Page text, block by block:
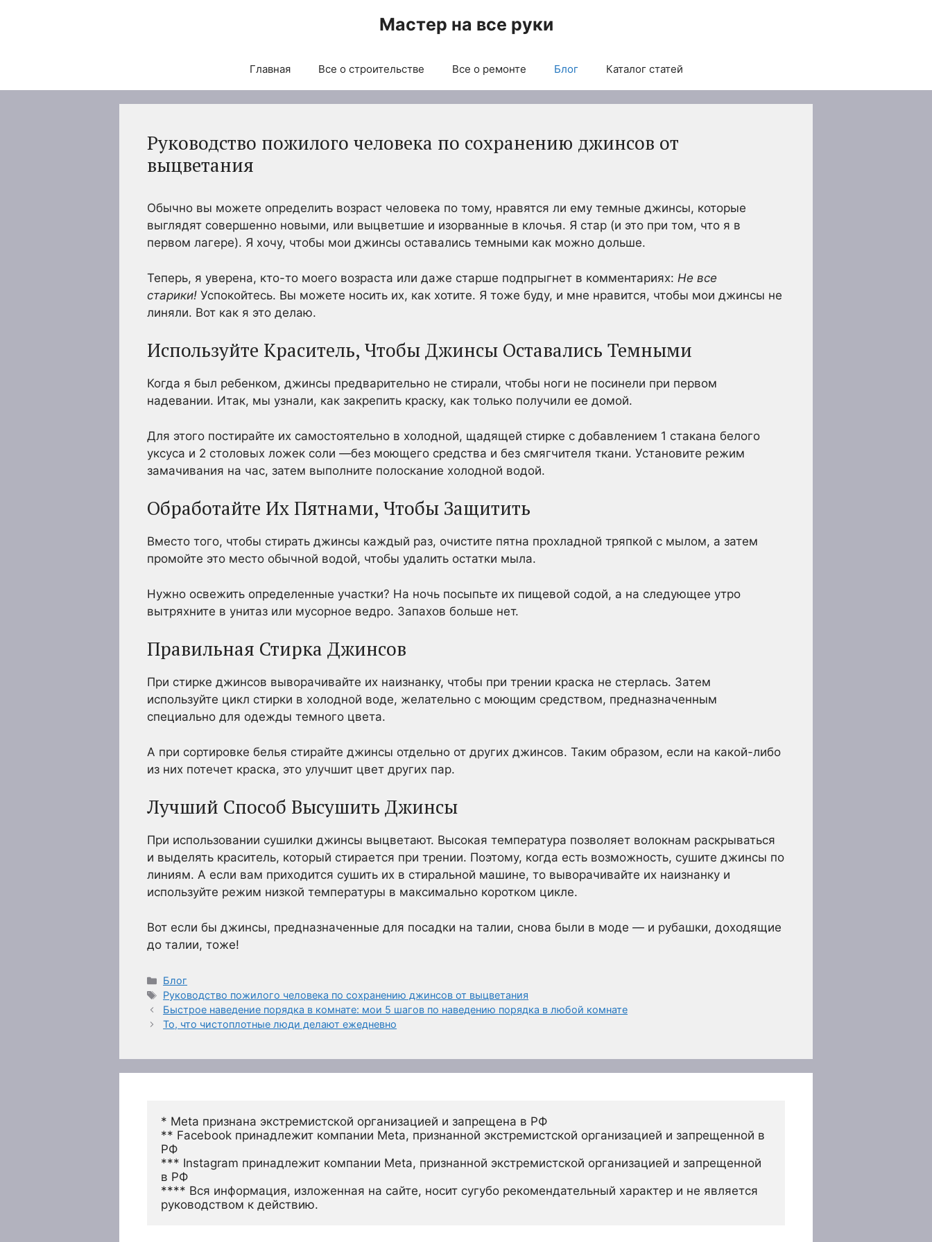
Мастер на все руки
Главная Все о строительстве Все о ремонте Блог Каталог статей
Руководство пожилого человека по сохранению джинсов от
выцветания
Обычно вы можете определить возраст человека по тому, нравятся ли ему темные джинсы, которые
выглядят совершенно новыми, или выцветшие и изорванные в клочья. Я стар (и это при том, что я в
первом лагере). Я хочу, чтобы мои джинсы оставались темными как можно дольше.
Теперь, я уверена, кто-то моего возраста или даже старше подпрыгнет в комментариях: Не все
старики! Успокойтесь. Вы можете носить их, как хотите. Я тоже буду, и мне нравится, чтобы мои джинсы не
линяли. Вот как я это делаю.
Используйте Краситель, Чтобы Джинсы Оставались Темными
Когда я был ребенком, джинсы предварительно не стирали, чтобы ноги не посинели при первом
надевании. Итак, мы узнали, как закрепить краску, как только получили ее домой.
Для этого постирайте их самостоятельно в холодной, щадящей стирке с добавлением 1 стакана белого
уксуса и 2 столовых ложек соли —без моющего средства и без смягчителя ткани. Установите режим
замачивания на час, затем выполните полоскание холодной водой.
Обработайте Их Пятнами, Чтобы Защитить
Вместо того, чтобы стирать джинсы каждый раз, очистите пятна прохладной тряпкой с мылом, а затем
промойте это место обычной водой, чтобы удалить остатки мыла.
Нужно освежить определенные участки? На ночь посыпьте их пищевой содой, а на следующее утро
вытряхните в унитаз или мусорное ведро. Запахов больше нет.
Правильная Стирка Джинсов
При стирке джинсов выворачивайте их наизнанку, чтобы при трении краска не стерлась. Затем
используйте цикл стирки в холодной воде, желательно с моющим средством, предназначенным
специально для одежды темного цвета.
А при сортировке белья стирайте джинсы отдельно от других джинсов. Таким образом, если на какой-либо
из них потечет краска, это улучшит цвет других пар.
Лучший Способ Высушить Джинсы
При использовании сушилки джинсы выцветают. Высокая температура позволяет волокнам раскрываться
и выделять краситель, который стирается при трении. Поэтому, когда есть возможность, сушите джинсы по
линиям. А если вам приходится сушить их в стиральной машине, то выворачивайте их наизнанку и
используйте режим низкой температуры в максимально коротком цикле.
Вот если бы джинсы, предназначенные для посадки на талии, снова были в моде — и рубашки, доходящие
до талии, тоже!
Рубрики
Блог
Метки
Руководство пожилого человека по сохранению джинсов от выцветания
Быстрое наведение порядка в комнате: мои 5 шагов по наведению порядка в любой комнате
То, что чистоплотные люди делают ежедневно
* Meta признана экстремистской организацией и запрещена в РФ
** Facebook принадлежит компании Meta, признанной экстремистской организацией и запрещенной в
РФ
*** Instagram принадлежит компании Meta, признанной экстремистской организацией и запрещенной
в РФ
**** Вся информация, изложенная на сайте, носит сугубо рекомендательный характер и не является
руководством к действию.